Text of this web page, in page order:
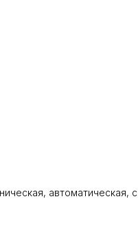
автоматическая, с